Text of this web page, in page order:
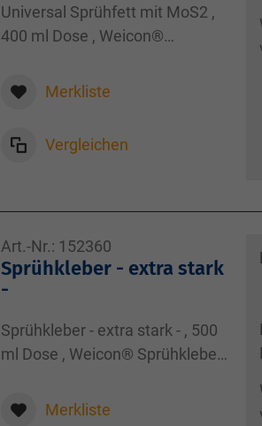
Universal Sprühfett mit MoS2 ,
400 ml Dose , Weicon®
Merkliste
Vergleichen
Art.-Nr.: 152360
Sprühkleber - extra stark
-
Sprühkleber - extra stark - , 500
ml Dose , Weicon® Sprühkleber ,
Merkliste